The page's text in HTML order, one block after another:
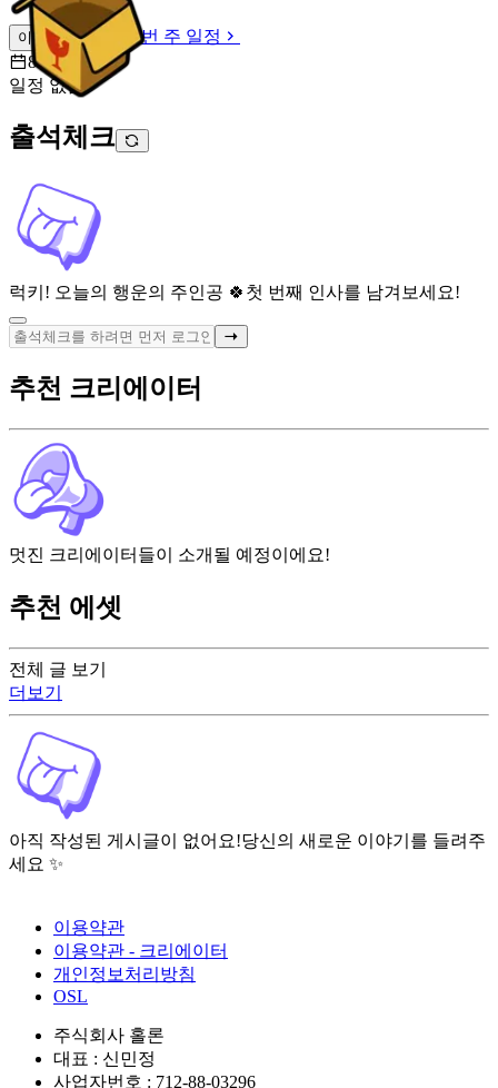
이번 주 일정
이번 주 일정
8월 8일 [토]
일정 없음
출석체크
럭키! 오늘의 행운의 주인공 🍀 첫 번째 인사를 남겨보세요!
전체 글 보기
더보기
아직 작성된 게시글이 없어요!당신의 새로운 이야기를 들려주
세요 ✨
추천 크리에이터
멋진 크리에이터들이 소개될 예정이에요!
추천 에셋
이용약관
이용약관 - 크리에이터
개인정보처리방침
OSL
주식회사 홀론
대표 : 신민정
사업자번호 : 712-88-03296